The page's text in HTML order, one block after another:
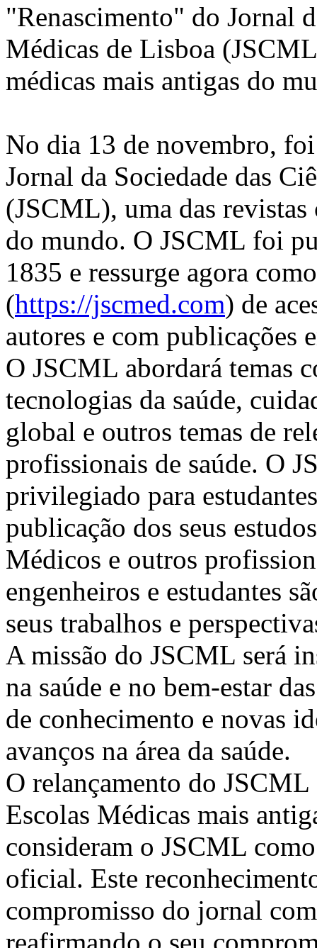
"Renascimento" do Jornal
Médicas de Lisboa
médicas mais antigas do
No dia 13 de novembro,
Jornal da Sociedade das
(JSCML), uma das
do mundo. O JSCML foi
1835 e ressurge agora
(https://jscmed.com) de
autores e com publicações
O JSCML abordará temas
tecnologias da saúde,
global e outros temas de
profissionais de saúde. O
privilegiado para
publicação dos seus
Médicos e outros
engenheiros e estudantes
seus trabalhos e
A missão do JSCML será
na saúde e no bem-estar
de conhecimento e novas
avanços na área da saúde.
O relançamento do
Escolas Médicas mais
consideram o JSCML
oficial. Este
compromisso do jornal
reafirmando o seu